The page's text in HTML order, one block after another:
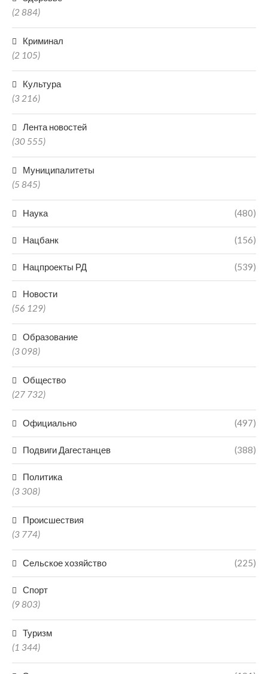
(2 884)
Криминал
(2 105)
Культура
(3 216)
Лента новостей
(30 555)
Муниципалитеты
(5 845)
Наука (480)
Нацбанк (156)
Нацпроекты РД (539)
Новости
(56 129)
Образование
(3 098)
Общество
(27 732)
Официально (497)
Подвиги Дагестанцев (388)
Политика
(3 308)
Происшествия
(3 774)
Сельское хозяйство (225)
Спорт
(9 803)
Туризм
(1 344)